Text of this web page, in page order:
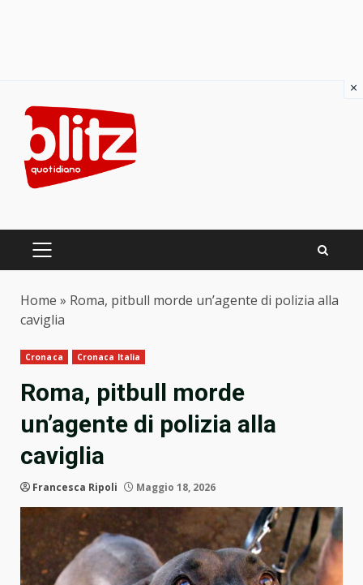
content
PRIMARY
Home » Roma, pitbull morde un’agente di polizia alla
caviglia
Cronaca Cronaca Italia
Roma, pitbull morde
un’agente di polizia alla
caviglia
Francesca Ripoli Maggio 18, 2026
×